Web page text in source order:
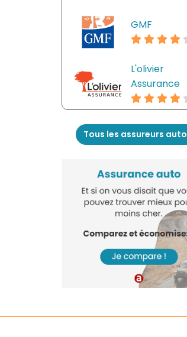
GMF
L'olivier
Assurance
Tous les assureurs auto